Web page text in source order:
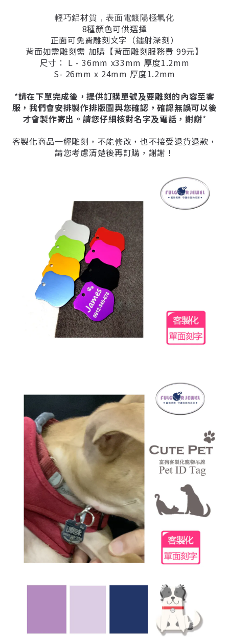
輕巧鋁材質，表面電鍍陽極氧化
8種顏色可供選擇
正面可免費雕刻文字（鐳射深刻）
背面如需雕刻需 加購【背面雕刻服務費 99元】
尺寸： L - 36mm x33mm 厚度1.2mm
S- 26mm x 24mm 厚度1.2mm
*請在下單完成後，提供訂購單號及要雕刻的內容至客
服，我們會安排製作排版圖與您確認，確認無誤可以後
才會製作寄出。請您仔細核對名字及電話，謝謝*
客製化商品一經雕刻，不能修改，也不接受退貨退款，
請您考慮清楚後再訂購，謝謝！